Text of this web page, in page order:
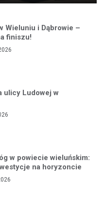
Wieluniu i Dąbrowie –
finiszu!
ulicy Ludowej w
w powiecie wieluńskim:
na horyzoncie